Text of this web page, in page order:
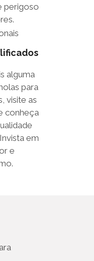
perigoso
alguma
para
visite as
conheça
em
e